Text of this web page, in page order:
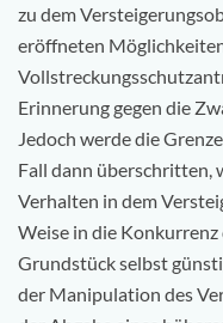
zu dem
eröffneten
Erinnerung gegen die
Jedoch werde die
Fall dann überschritten,
Verhalten in dem
Weise in die
Grundstück selbst
der Manipulation des